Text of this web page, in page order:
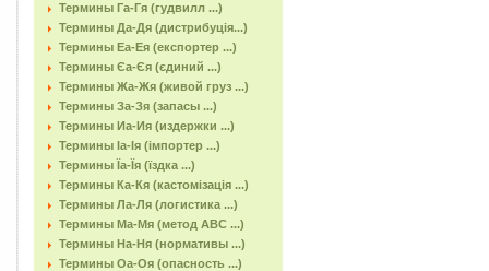
Термины Га-Гя (гудвилл ...)
Термины Да-Дя (дистрибуція...)
Термины Еа-Ея (експортер ...)
Термины Єа-Єя (єдиний ...)
Термины Жа-Жя (живой груз ...)
Термины За-Зя (запасы ...)
Термины Иа-Ия (издержки ...)
Термины Іа-Ія (імпортер ...)
Термины Їа-Їя (їздка ...)
Термины Ка-Кя (кастомізація ...)
Термины Ла-Ля (логистика ...)
Термины Ма-Мя (метод АВС ...)
Термины На-Ня (нормативы ...)
Термины Оа-Оя (опасность ...)